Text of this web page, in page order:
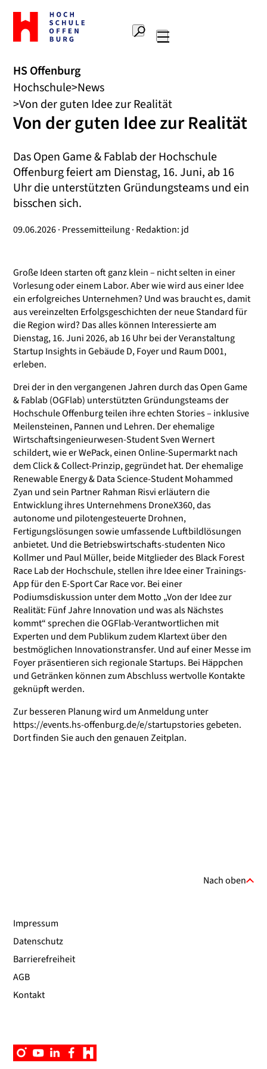
Zur
Startseite
Hochschule
Suche
HS Offenburg
Hochschule News
Von der guten Idee zur Realität
Von der guten Idee zur Realität
Das Open Game & Fablab der Hochschule
Offenburg feiert am Dienstag, 16. Juni, ab 16
Uhr die unterstützten Gründungsteams und ein
bisschen sich.
09.06.2026 · Pressemitteilung · Redaktion: jd
Große Ideen starten oft ganz klein – nicht selten in einer
Vorlesung oder einem Labor. Aber wie wird aus einer Idee
ein erfolgreiches Unternehmen? Und was braucht es, damit
aus vereinzelten Erfolgsgeschichten der neue Standard für
die Region wird? Das alles können Interessierte am
Dienstag, 16. Juni 2026, ab 16 Uhr bei der Veranstaltung
Startup Insights in Gebäude D, Foyer und Raum D001,
erleben.
Drei der in den vergangenen Jahren durch das Open Game
& Fablab (OGFlab) unterstützten Gründungsteams der
Hochschule Offenburg teilen ihre echten Stories – inklusive
Meilensteinen, Pannen und Lehren. Der ehemalige
Wirtschaftsingenieurwesen-Student Sven Wernert
schildert, wie er WePack, einen Online-Supermarkt nach
dem Click & Collect-Prinzip, gegründet hat. Der ehemalige
Renewable Energy & Data Science-Student Mohammed
Zyan und sein Partner Rahman Risvi erläutern die
Entwicklung ihres Unternehmens DroneX360, das
autonome und pilotengesteuerte Drohnen,
Fertigungslösungen sowie umfassende Luftbildlösungen
anbietet. Und die Betriebswirtschafts-studenten Nico
Kollmer und Paul Müller, beide Mitglieder des Black Forest
Race Lab der Hochschule, stellen ihre Idee einer Trainings-
App für den E-Sport Car Race vor. Bei einer
Podiumsdiskussion unter dem Motto „Von der Idee zur
Realität: Fünf Jahre Innovation und was als Nächstes
kommt“ sprechen die OGFlab-Verantwortlichen mit
Experten und dem Publikum zudem Klartext über den
bestmöglichen Innovationstransfer. Und auf einer Messe im
Foyer präsentieren sich regionale Startups. Bei Häppchen
und Getränken können zum Abschluss wertvolle Kontakte
geknüpft werden.
Zur besseren Planung wird um Anmeldung unter
https://events.hs-offenburg.de/e/startupstoriesgebeten.
Dort finden Sie auch den genauen Zeitplan.
Nach oben
Impressum
Datenschutz
Barrierefreiheit
AGB
Kontakt
Instagram
YouTubeLinkedinFacebookCampus
App